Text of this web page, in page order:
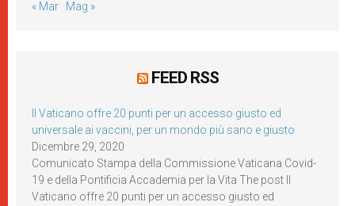
« Mar Mag »
FEED RSS
Il Vaticano offre 20 punti per un accesso giusto ed
universale ai vaccini, per un mondo più sano e giusto
Dicembre 29, 2020
Comunicato Stampa della Commissione Vaticana Covid-
19 e della Pontificia Accademia per la Vita The post Il
Vaticano offre 20 punti per un accesso giusto ed